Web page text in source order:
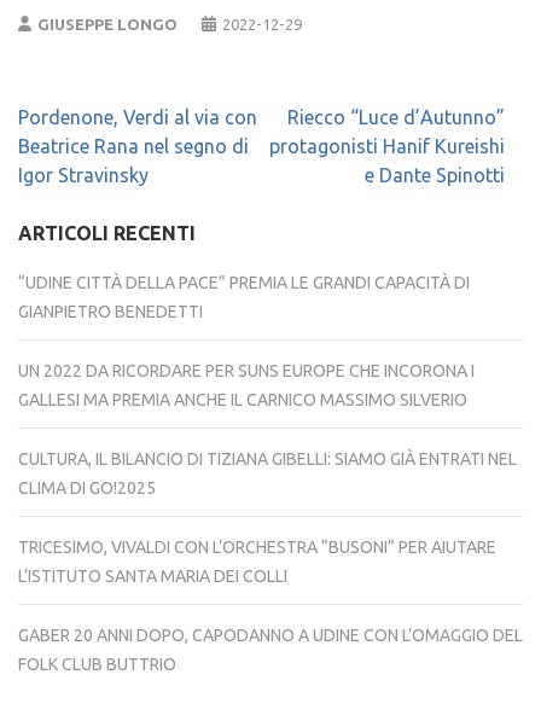
GIUSEPPE LONGO 2022-12-29
Navigazione
articoli
Pordenone, Verdi al via con
Beatrice Rana nel segno di
Igor Stravinsky
Riecco “Luce d’Autunno”
protagonisti Hanif Kureishi
e Dante Spinotti
ARTICOLI RECENTI
“UDINE CITTÀ DELLA PACE” PREMIA LE GRANDI CAPACITÀ DI
GIANPIETRO BENEDETTI
UN 2022 DA RICORDARE PER SUNS EUROPE CHE INCORONA I
GALLESI MA PREMIA ANCHE IL CARNICO MASSIMO SILVERIO
CULTURA, IL BILANCIO DI TIZIANA GIBELLI: SIAMO GIÀ ENTRATI NEL
CLIMA DI GO!2025
TRICESIMO, VIVALDI CON L’ORCHESTRA “BUSONI” PER AIUTARE
L’ISTITUTO SANTA MARIA DEI COLLI
GABER 20 ANNI DOPO, CAPODANNO A UDINE CON L’OMAGGIO DEL
FOLK CLUB BUTTRIO